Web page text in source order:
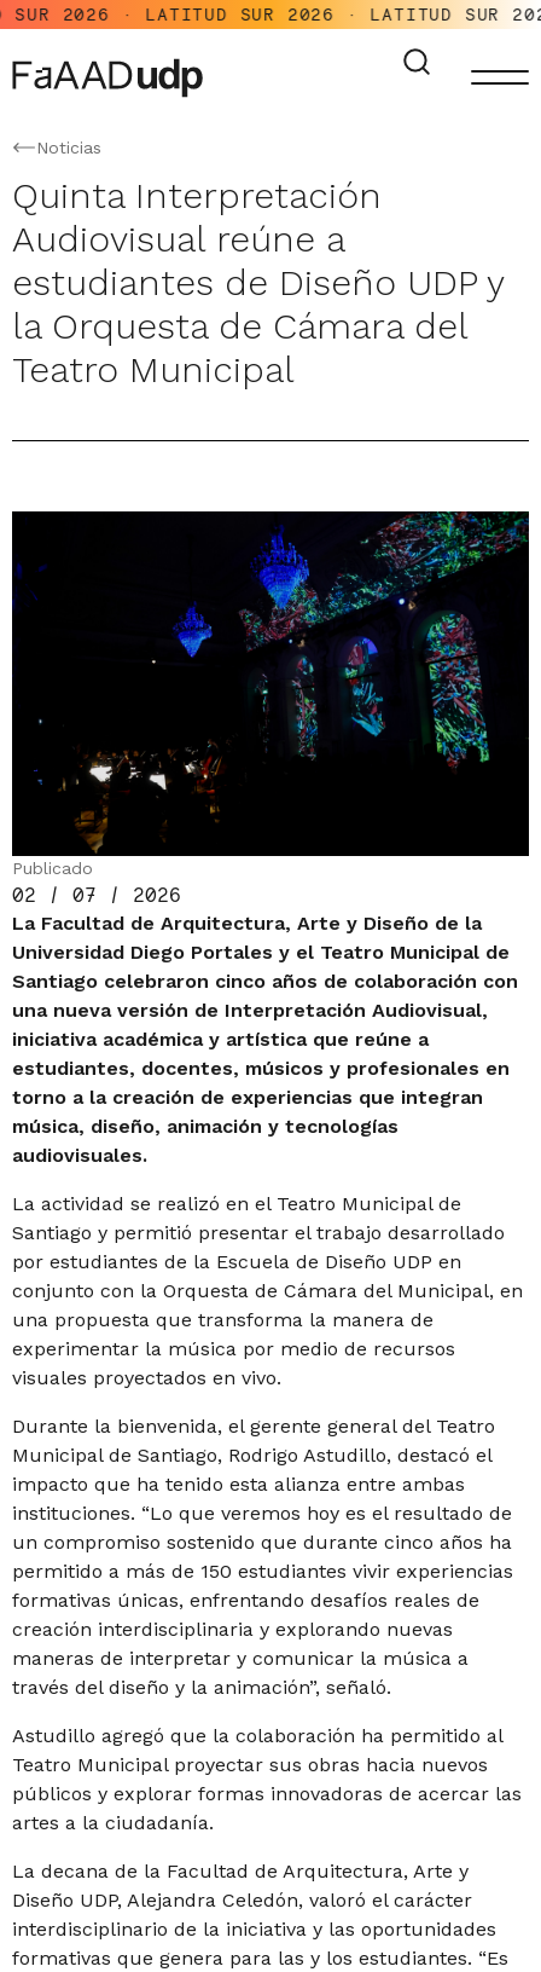
2026 · LATITUD SUR 2026 · LATITUD SUR
Noticias
Quinta Interpretación
Audiovisual reúne a
estudiantes de Diseño UDP y
la Orquesta de Cámara del
Teatro Municipal
Publicado
02 / 07 / 2026
La Facultad de Arquitectura, Arte y Diseño de la
Universidad Diego Portales y el Teatro Municipal de
Santiago celebraron cinco años de colaboración con
una nueva versión de Interpretación Audiovisual,
iniciativa académica y artística que reúne a
estudiantes, docentes, músicos y profesionales en
torno a la creación de experiencias que integran
música, diseño, animación y tecnologías
audiovisuales.
La actividad se realizó en el Teatro Municipal de
Santiago y permitió presentar el trabajo desarrollado
por estudiantes de la Escuela de Diseño UDP en
conjunto con la Orquesta de Cámara del Municipal, en
una propuesta que transforma la manera de
experimentar la música por medio de recursos
visuales proyectados en vivo.
Durante la bienvenida, el gerente general del Teatro
Municipal de Santiago, Rodrigo Astudillo, destacó el
impacto que ha tenido esta alianza entre ambas
instituciones. “Lo que veremos hoy es el resultado de
un compromiso sostenido que durante cinco años ha
permitido a más de 150 estudiantes vivir experiencias
formativas únicas, enfrentando desafíos reales de
creación interdisciplinaria y explorando nuevas
maneras de interpretar y comunicar la música a
través del diseño y la animación”, señaló.
Astudillo agregó que la colaboración ha permitido al
Teatro Municipal proyectar sus obras hacia nuevos
públicos y explorar formas innovadoras de acercar las
artes a la ciudadanía.
La decana de la Facultad de Arquitectura, Arte y
Diseño UDP, Alejandra Celedón, valoró el carácter
interdisciplinario de la iniciativa y las oportunidades
formativas que genera para las y los estudiantes. “Es